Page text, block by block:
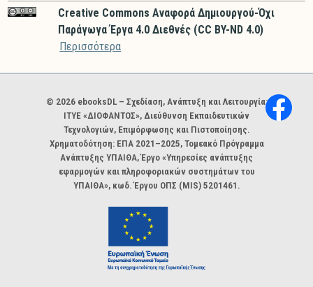
Creative Commons Αναφορά Δημιουργού-Όχι
Παράγωγα Έργα 4.0 Διεθνές (CC BY-ND 4.0)
Περισσότερα
Χορηγοί και φορείς
© 2026 ebooksDL – Σχεδίαση, Ανάπτυξη και Λειτουργία:
ΙΤΥΕ «ΔΙΟΦΑΝΤΟΣ», Διεύθυνση Εκπαιδευτικών
Τεχνολογιών, Επιμόρφωσης και Πιστοποίησης.
Χρηματοδότηση: ΕΠΑ 2021–2025, Τομεακό Πρόγραμμα
Ανάπτυξης ΥΠΑΙΘΑ, Έργο «Υπηρεσίες ανάπτυξης
εφαρμογών και πληροφοριακών συστημάτων του
ΥΠΑΙΘΑ», κωδ. Έργου ΟΠΣ (MIS) 5201461.